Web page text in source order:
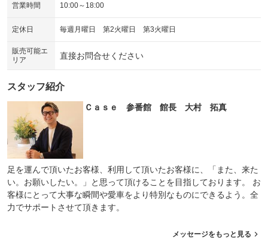
営業時間 10:00～18:00
定休日 毎週月曜日 第2火曜日 第3火曜日
販売可能エ
リア
直接お問合せください
スタッフ紹介
Ｃａｓｅ 参番館 館長 大村 拓真
足を運んで頂いたお客様、利用して頂いたお客様に、「また、来た
い。お願いしたい。」と思って頂けることを目指しております。 お
客様にとって大事な瞬間や愛車をより特別なものにできるよう。全
力でサポートさせて頂きます。
メッセージをもっと見る